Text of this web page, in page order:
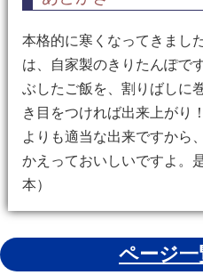
本格的に寒くなってきまし
は、自家製のきりたんぽで
ぶしたご飯を、割りばしに
き目をつければ出来上がり
よりも適当な出来ですから
かえっておいしいですよ。
本）
ページ一